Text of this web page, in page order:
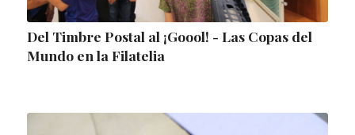
Del Timbre Postal al ¡Goool! - Las Copas del
Mundo en la Filatelia